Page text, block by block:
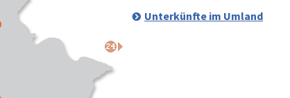
Unterkünfte im Umland